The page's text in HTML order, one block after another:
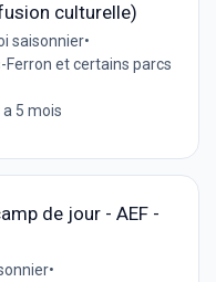
culturelle)
saisonnier•
et certains parcs
a 5 mois
de jour - AEF -
•